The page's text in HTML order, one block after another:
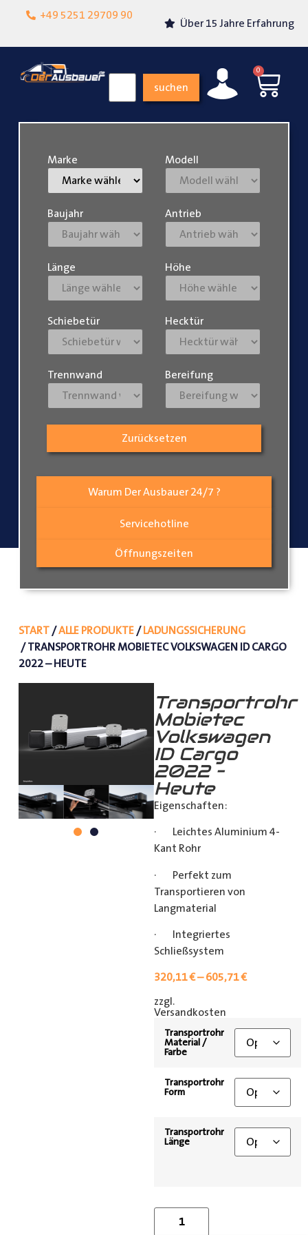
+49 5251 29709 90
Lokalgeschäft in
Über 15 Jahre Erfahrung
suchen
0
Warum Der Ausbauer 24/7 ?
Servicehotline
Öffnungszeiten
Marke Modell
Baujahr Antrieb
Länge Höhe
Schiebetür Hecktür
Trennwand Bereifung
Zurücksetzen
START/ALLE PRODUKTE/LADUNGSSICHERUNG
/ TRANSPORTROHR MOBIETEC VOLKSWAGEN ID CARGO
2022 – HEUTE
Transportrohr
Mobietec
Volkswagen
ID Cargo
2022 –
Heute
Eigenschaften:
· Leichtes Aluminium 4-
Kant Rohr
· Perfekt zum
Transportieren von
Langmaterial
· Integriertes
Schließsystem
320,11€–605,71€
zzgl.
Versandkosten
Transportrohr
Material /
Farbe
Transportrohr
Form
Transportrohr
Länge